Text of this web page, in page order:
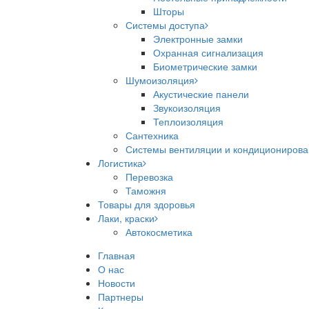
Шторы
Системы доступа
Электронные замки
Охранная сигнализация
Биометрические замки
Шумоизоляция
Акустические панели
Звукоизоляция
Теплоизоляция
Сантехника
Системы вентиляции и
Логистика
Перевозка
Таможня
Товары для здоровья
Лаки, краски
Автокосметика
Главная
О нас
Новости
Партнеры